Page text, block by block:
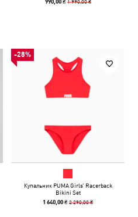
990,00 ₴
-28%
Купальник PUMA Girls’‎ Racerback
Bikini Set
1 640,00 ₴2 290,00 ₴